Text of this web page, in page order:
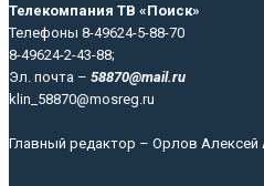
Телекомпания ТВ «Поиск»
Телефоны 8-49624-5-88-70
8-49624-2-43-88;
Эл. почта – 58870@mail.ru
klin_58870@mosreg.ru
Главный редактор – Орлов Алексей